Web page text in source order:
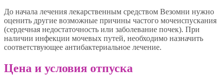
До начала лечения лекарственным средством Везомни нужно
оценить другие возможные причины частого мочеиспускания
(сердечная недостаточность или заболевание почек). При
наличии инфекции мочевых путей, необходимо назначить
соответствующее антибактериальное лечение.
Цена и условия отпуска